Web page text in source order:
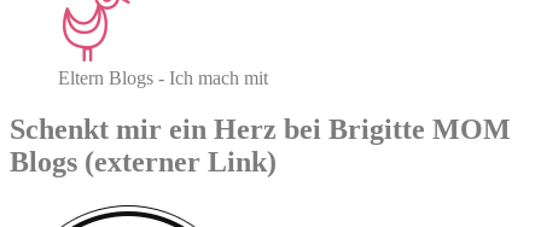
Eltern Blogs - Ich mach mit
Schenkt mir ein Herz bei Brigitte MOM
Blogs (externer Link)